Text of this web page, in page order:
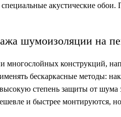
акустические
шумоизоляции на
многослойных конструкций,
бескаркасные методы:
высокую степень защиты от
и быстрее монтируются,